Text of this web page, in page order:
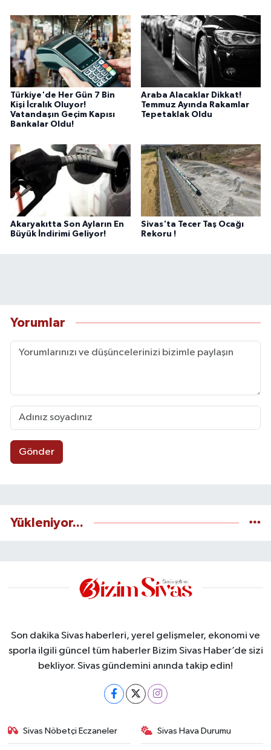
Türkiye'de Her Gün 7 Bin
Kişi İcralık Oluyor!
Vatandaşın Geçim Kapısı
Bankalar Oldu!
Araba Alacaklar Dikkat!
Temmuz Ayında Rakamlar
Tepetaklak Oldu
Akaryakıtta Son Ayların En
Büyük İndirimi Geliyor!
Sivas'ta Tecer Taş Ocağı
Rekoru !
Yorumlar
Gönder
Yükleniyor...
Son dakika Sivas haberleri, yerel gelişmeler, ekonomi ve
sporla ilgili güncel tüm haberler Bizim Sivas Haber’de sizi
bekliyor. Sivas gündemini anında takip edin!
Sivas Nöbetçi Eczaneler Sivas Hava Durumu